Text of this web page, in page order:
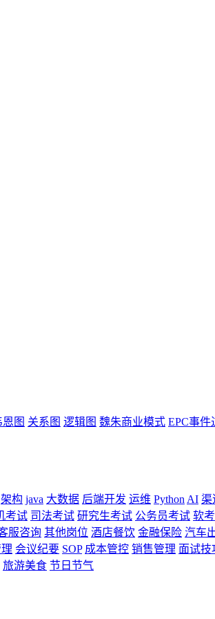
恩图 关系图 逻辑图 魏朱商业模式 EPC事件
架构 java 大数据 后端开发 运维 Python AI 渠
考试 司法考试 研究生考试 公务员考试 软考
服咨询 其他岗位 酒店餐饮 金融保险 汽车
会议纪要 SOP 成本管控 销售管理 面试技
旅游美食 节日节气